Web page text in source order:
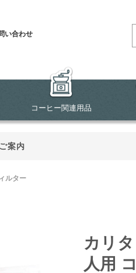
い合わせ
コーヒー関連用品
案内
ルター
カリ
人用